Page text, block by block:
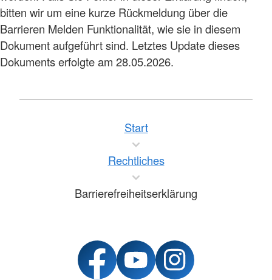
bitten wir um eine kurze Rückmeldung über die
Barrieren Melden Funktionalität, wie sie in diesem
Dokument aufgeführt sind. Letztes Update dieses
Dokuments erfolgte am 28.05.2026.
Start
Rechtliches
Barrierefreiheitserklärung